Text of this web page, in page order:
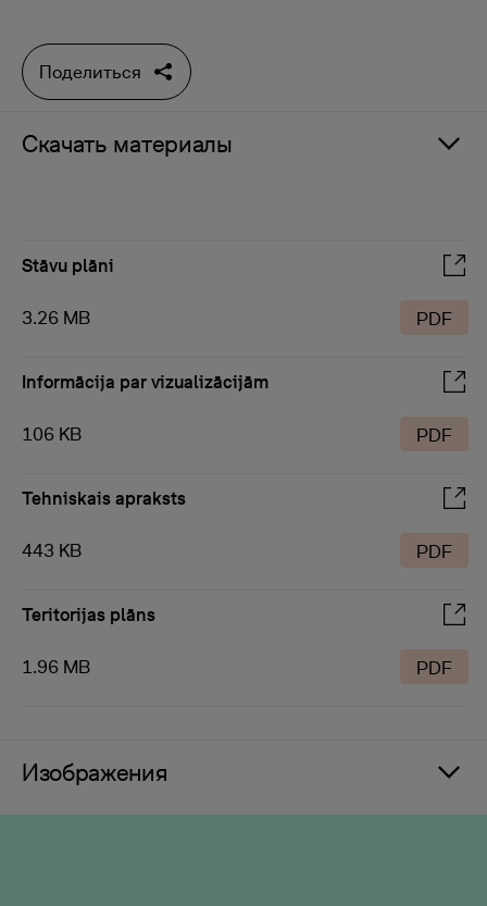
Поделиться
Скачать материалы
Stāvu plāni
3.26 MB PDF
Informācija par vizualizācijām
106 KB PDF
Tehniskais apraksts
443 KB PDF
Teritorijas plāns
1.96 MB PDF
Изображения